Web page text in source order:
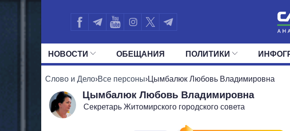
НОВОСТИ
ЛЕНТА СОБЫТИЯ
ОБЕЩАНИЯ ПОЛИТИКИ
ВСЕ ПОЛИТИКИ ПРЕЗИДЕНТ И ОФИС ВЕРХОВНАЯ РАДА
Слово и Дело›Все персоны›Цымбалюк Любовь Владимировна
Цымбалюк Любовь Владимировна
Секретарь Житомирского городского совета